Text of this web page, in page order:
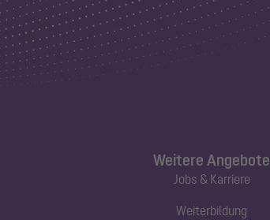
Weitere Angebote
Jobs & Karriere
Weiterbildung